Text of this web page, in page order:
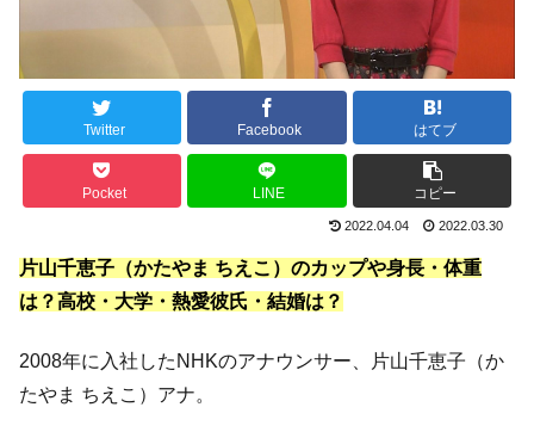
Twitter Facebook はてブ
Pocket LINE コピー
2022.04.04 2022.03.30
片山千恵子（かたやま ちえこ）のカップや身長・体重
は？高校・大学・熱愛彼氏・結婚は？
2008年に入社したNHKのアナウンサー、片山千恵子（か
たやま ちえこ）アナ。